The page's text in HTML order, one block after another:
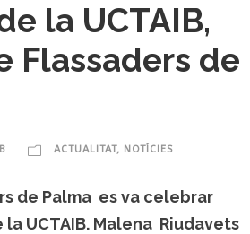
la UCTAIB,
Flassaders de
ACTUALITAT, NOTÍCIES
de Palma es va celebrar
UCTAIB. Malena Riudavets